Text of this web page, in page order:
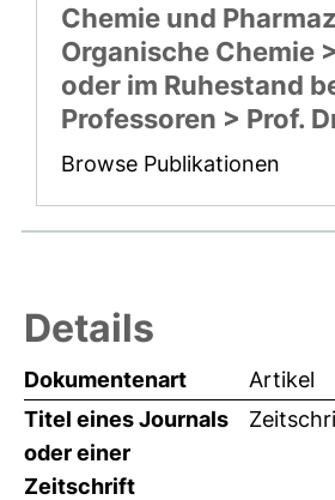
Chemie und
Organische Chemie
oder im Ruhestand
Professoren > Prof.
Browse Publikationen
Details
Dokumentenart
Artikel
Titel eines Journals
oder einer
Zeitschrift